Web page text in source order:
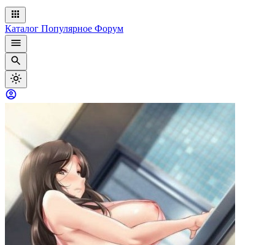
Каталог Популярное Форум